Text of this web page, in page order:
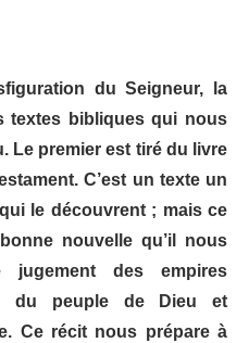
du Seigneur, la
textes bibliques qui nous
Le premier est tiré du livre
C’est un texte un
le découvrent ; mais ce
nouvelle qu’il nous
des empires
du peuple de Dieu et
Ce récit nous prépare à